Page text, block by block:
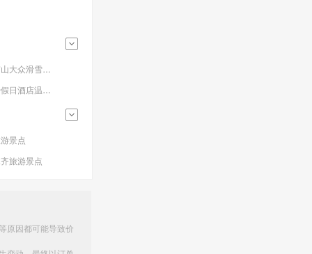
度假南山大众滑雪场门票
维斯特假日酒店温泉门票
景点
旅游景点
原因都可能导致价